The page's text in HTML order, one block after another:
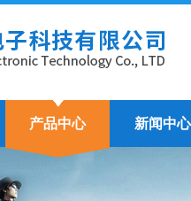
产品中心 新闻中心